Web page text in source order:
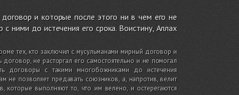
и которые после этого ни в чем его не
ними до истечения его срока. Воистину, Аллах
тех, кто заключил с мусульманами мирный договор и
не расторгал его самостоятельно и не помогал
договоры с такими многобожниками до истечения
позволяет предавать союзников, а, напротив, велит
которые выполняют то, что им велено, и остерегаются